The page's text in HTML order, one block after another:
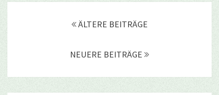
ÄLTERE BEITRÄGE
NEUERE BEITRÄGE